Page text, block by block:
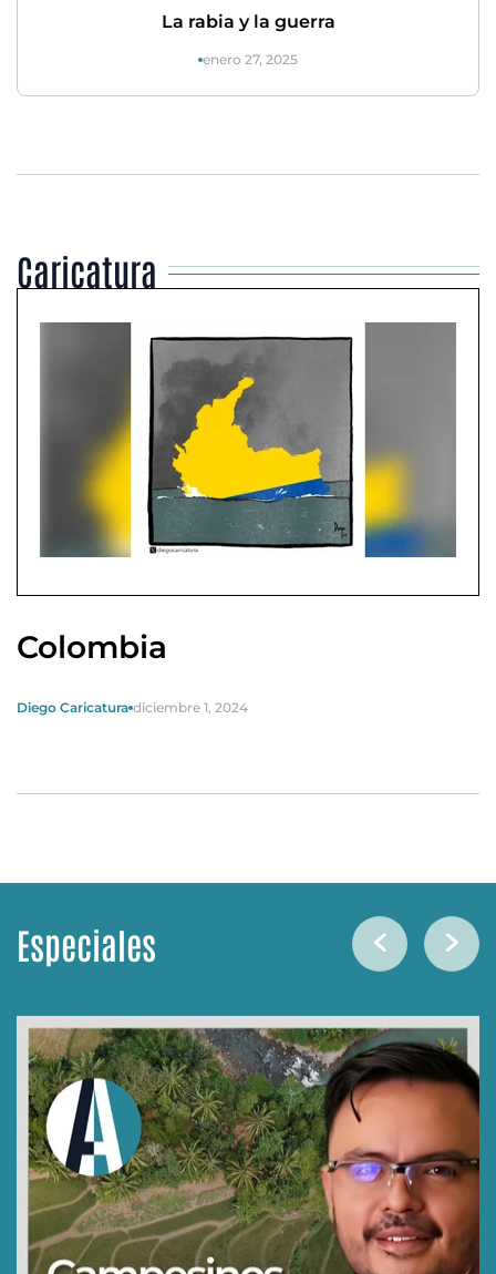
La rabia y la guerra
enero 27, 2025
Caricatura
Colombia
Diego Caricatura diciembre 1, 2024
Especiales